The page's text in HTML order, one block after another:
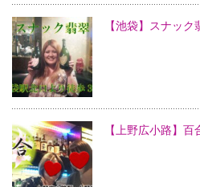
【池袋】スナック
【上野広小路】百